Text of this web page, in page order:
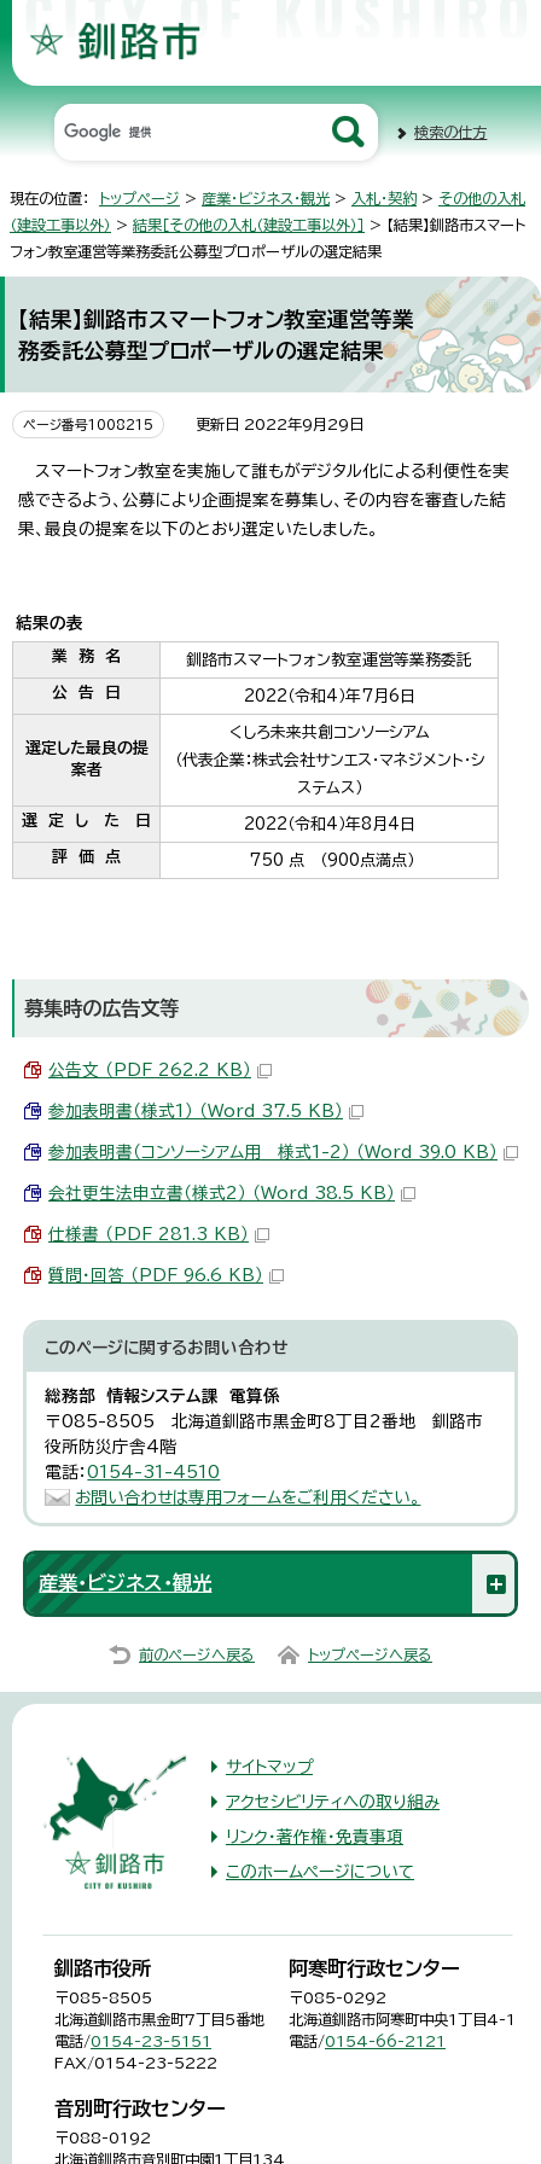
検索の仕方
現在の位置： トップページ > 産業・ビジネス・観光 > 入札・契約 > その他の入札
（建設工事以外） > 結果［その他の入札（建設工事以外）］
> 【結果】釧路市スマート
フォン教室運営等業務委託公募型プロポーザルの選定結果
【結果】釧路市スマートフォン教室運営等業
務委託公募型プロポーザルの選定結果
ページ番号1008215 更新日 2022年9月29日
スマートフォン教室を実施して誰もがデジタル化による利便性を実
感できるよう、公募により企画提案を募集し、その内容を審査した結
果、最良の提案を以下のとおり選定いたしました。
結果の表
業 務 名 釧路市スマートフォン教室運営等業務委託
公 告 日 2022（令和4）年7月6日
選定した最良の提
案者
くしろ未来共創コンソーシアム
（代表企業：株式会社サンエス・マネジメント・シ
ステムス）
選 定 し た 日 2022（令和4）年8月4日
評 価 点 750 点 （900点満点）
募集時の広告文等
公告文 （PDF 262.2 KB）
参加表明書（様式1） （Word 37.5 KB）
参加表明書（コンソーシアム用 様式1-2） （Word 39.0 KB）
会社更生法申立書（様式2） （Word 38.5 KB）
仕様書 （PDF 281.3 KB）
質問・回答 （PDF 96.6 KB）
このページに関するお問い合わせ
総務部 情報システム課 電算係
〒085-8505 北海道釧路市黒金町8丁目2番地 釧路市
役所防災庁舎4階
電話：0154-31-4510
お問い合わせは専用フォームをご利用ください。
産業・ビジネス・観光
前のページへ戻る トップページへ戻る
サイトマップ
アクセシビリティへの取り組み
リンク・著作権・免責事項
このホームページについて
釧路市役所
〒085-8505
北海道釧路市黒金町7丁目5番地
電話/0154-23-5151
FAX/0154-23-5222
阿寒町行政センター
〒085-0292
北海道釧路市阿寒町中央1丁目4-1
電話/0154-66-2121
音別町行政センター
〒088-0192
北海道釧路市音別町中園1丁目134